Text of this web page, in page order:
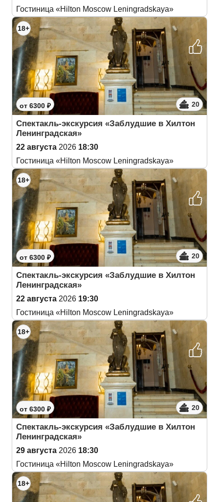
Гостиница «Hilton Moscow Leningradskaya»
18+
от 6300 ₽ 20
Спектакль-экскурсия «Заблудшие в Хилтон
Ленинградская»
22 августа 2026 18:30
Гостиница «Hilton Moscow Leningradskaya»
18+
от 6300 ₽ 20
Спектакль-экскурсия «Заблудшие в Хилтон
Ленинградская»
22 августа 2026 19:30
Гостиница «Hilton Moscow Leningradskaya»
18+
от 6300 ₽ 20
Спектакль-экскурсия «Заблудшие в Хилтон
Ленинградская»
29 августа 2026 18:30
Гостиница «Hilton Moscow Leningradskaya»
18+